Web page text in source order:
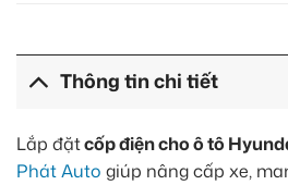
Thông tin chi tiết
Lắp đặtcốp điện cho ô tô
Phát Auto giúp nâng cấp xe,